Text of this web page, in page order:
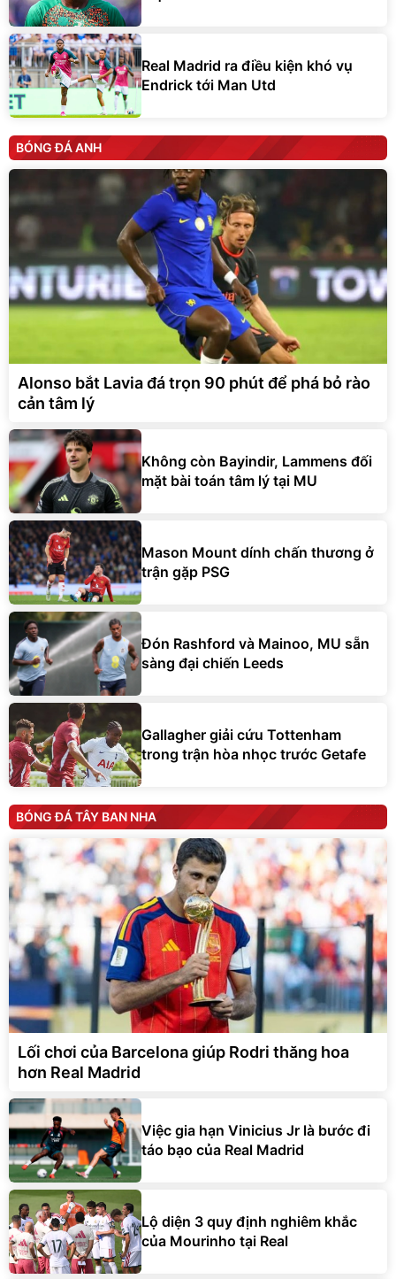
Real Madrid ra điều kiện khó vụ
Endrick tới Man Utd
BÓNG ĐÁ ANH
Alonso bắt Lavia đá trọn 90 phút để phá bỏ rào
cản tâm lý
Không còn Bayindir, Lammens đối
mặt bài toán tâm lý tại MU
Mason Mount dính chấn thương ở
trận gặp PSG
Đón Rashford và Mainoo, MU sẵn
sàng đại chiến Leeds
Gallagher giải cứu Tottenham
trong trận hòa nhọc trước Getafe
BÓNG ĐÁ TÂY BAN NHA
Lối chơi của Barcelona giúp Rodri thăng hoa
hơn Real Madrid
Việc gia hạn Vinicius Jr là bước đi
táo bạo của Real Madrid
Lộ diện 3 quy định nghiêm khắc
của Mourinho tại Real